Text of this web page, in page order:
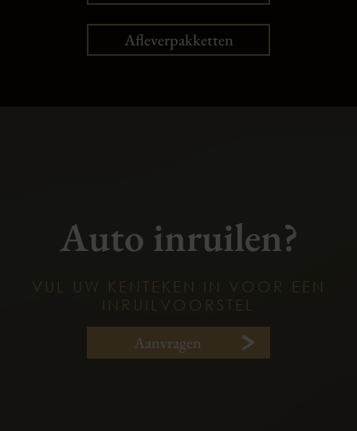
Afleverpakketten
Auto inruilen?
VUL UW KENTEKEN IN VOOR EEN
INRUILVOORSTEL
Aanvragen